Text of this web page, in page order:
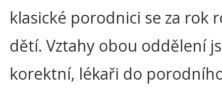
klasické porodnici se za rok
dětí. Vztahy obou oddělení
korektní, lékaři do